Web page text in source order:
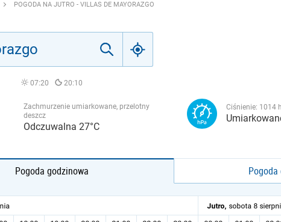
POGODA NA JUTRO - VILLAS DE MAYORAZGO
07:20 20:10
Zachmurzenie umiarkowane, przelotny
deszcz
Odczuwalna 27°C
Ciśnienie: 1014
Pogoda godzinowa Pogoda